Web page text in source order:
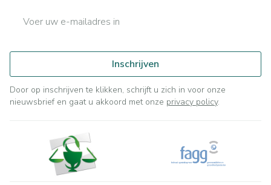
Inschrijven
Door op inschrijven te klikken, schrijft u zich in voor onze
nieuwsbrief en gaat u akkoord met onze privacy policy.